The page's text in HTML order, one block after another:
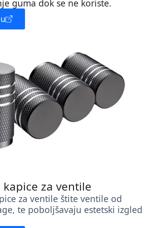
guma dok se ne koriste.
za ventile
za ventile štite ventile od
te poboljšavaju estetski izgled